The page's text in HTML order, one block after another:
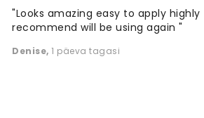
"Looks amazing easy to apply highly
recommend will be using again "
Denise, 1 päeva tagasi